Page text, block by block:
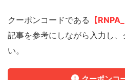
クーポンコードである 【
記事を参考にしながら入力し
い。